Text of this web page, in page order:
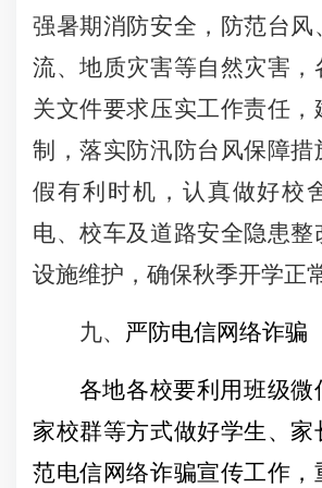
强暑期消防安全，防范台风
流、地质灾害等自然灾害，
关文件要求压实工作责任
制，落实防汛防台风保障措
假有利时机，认真做好校
电、校车及道路安全隐患
设施维护，确保秋季开学正
九、 严防电信网络诈骗
各地各校要利用班级微
家校群等方式做好学生、
范电信网络诈骗宣传工作，